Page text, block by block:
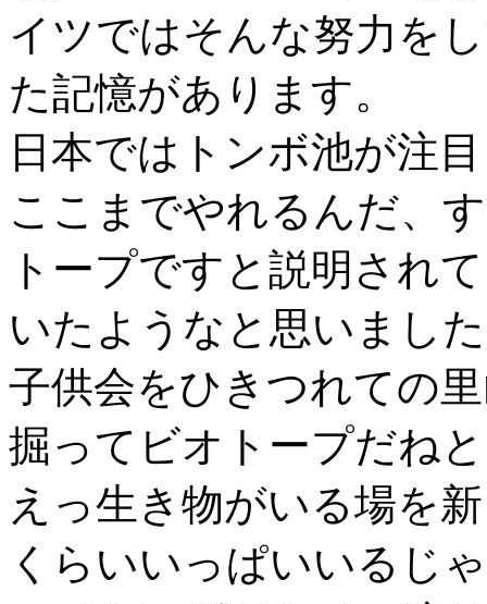
イツではそんな努力を
た記憶があります。
日本ではトンボ池が注
ここまでやれるんだ、
トープですと説明され
いたようなと思いまし
子供会をひきつれての
掘ってビオトープだね
えっ生き物がいる場を
くらいいっぱいいるじ